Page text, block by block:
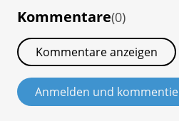
Kommentare(0)
Kommentare anzeigen
Anmelden und